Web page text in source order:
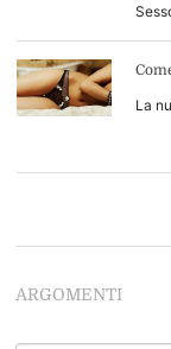
La
ARGOMENTI